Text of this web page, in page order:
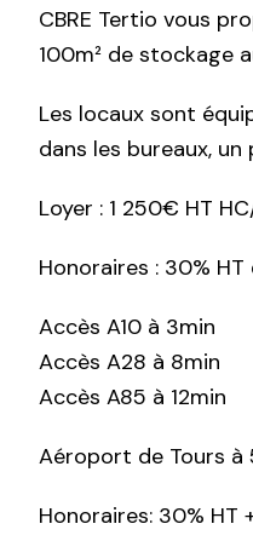
CBRE Tertio vous
100m² de stockage
Les locaux sont
dans les bureaux,
Loyer : 1 250€ HT
Honoraires : 30%
Accès A10 à 3min
Accès A28 à 8min
Accès A85 à 12min
Aéroport de Tours à
Honoraires: 30% HT